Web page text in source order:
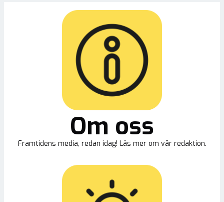
Om oss
Framtidens media, redan idag! Läs mer om vår redaktion.